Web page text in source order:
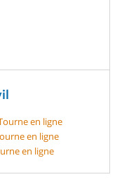
en ligne
en ligne
en ligne